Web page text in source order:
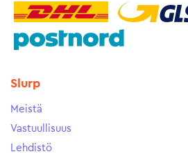
Slurp
Meistä
Vastuullisuus
Lehdistö